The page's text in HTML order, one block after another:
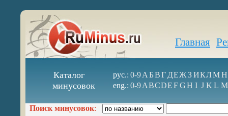
Главная
Каталог
минусовок
рус.: 0-9А БВГ ДЕЖ З ИКЛМН
eng.: 0-9ABCDEFGH I J K L M
Поиск минусовок: